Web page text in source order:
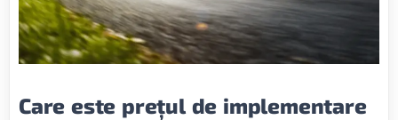
Care este prețul de implementare